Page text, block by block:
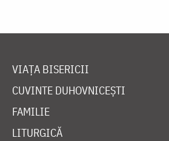
VIAȚA BISERICII
CUVINTE DUHOVNICEȘTI
FAMILIE
LITURGICĂ